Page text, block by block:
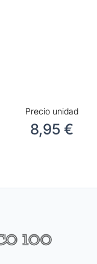
Precio unidad
8,95 €